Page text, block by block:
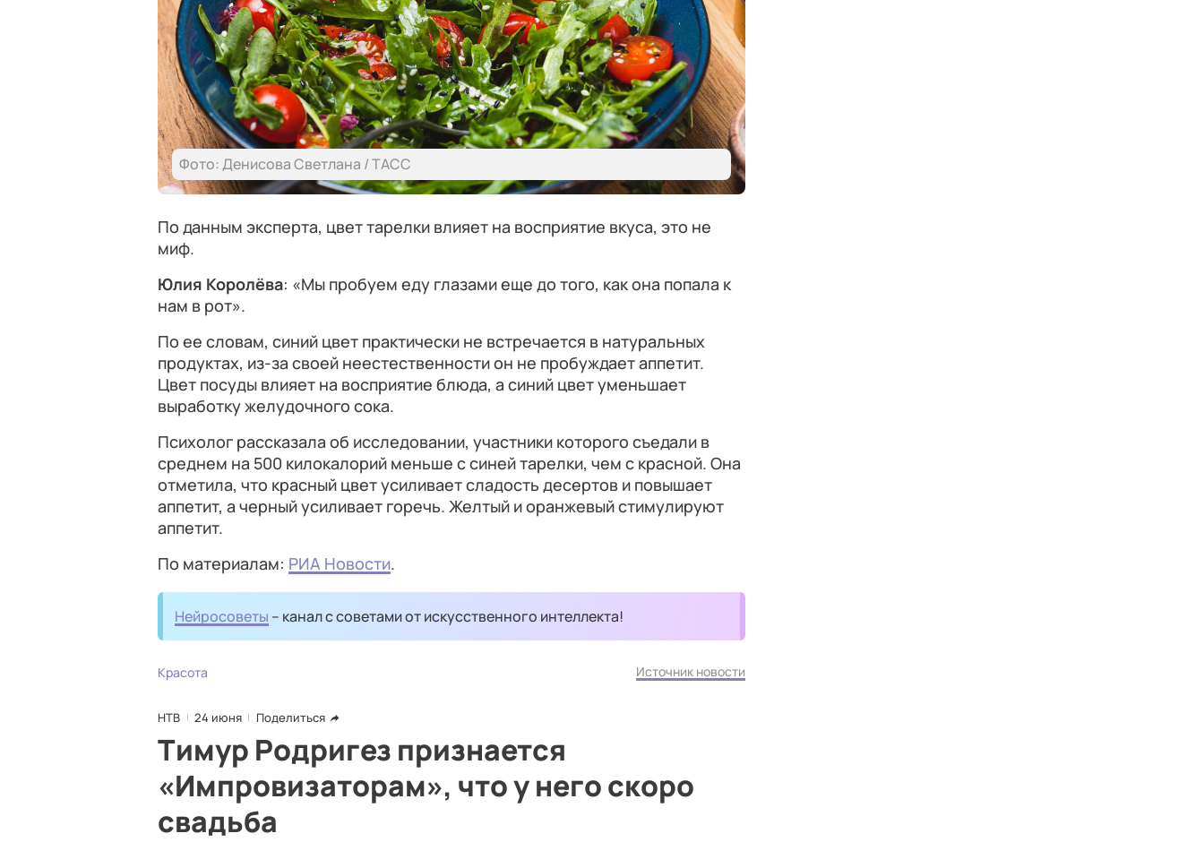
Фото: Денисова Светлана / ТАСС
По данным эксперта, цвет тарелки влияет на восприятие вкуса, это не
миф.
Юлия Королёва: «Мы пробуем еду глазами еще до того, как она попала к
нам в рот».
По ее словам, синий цвет практически не встречается в натуральных
продуктах, из-за своей неестественности он не пробуждает аппетит.
Цвет посуды влияет на восприятие блюда, а синий цвет уменьшает
выработку желудочного сока.
Психолог рассказала об исследовании, участники которого съедали в
среднем на 500 килокалорий меньше с синей тарелки, чем с красной. Она
отметила, что красный цвет усиливает сладость десертов и повышает
аппетит, а черный усиливает горечь. Желтый и оранжевый стимулируют
аппетит.
По материалам: РИА Новости.
Нейросоветы – канал с советами от искусственного интеллекта!
Красота Источник новости
НТВ 24 июня Поделиться
Тимур Родригез признается
«Импровизаторам», что у него скоро
свадьба